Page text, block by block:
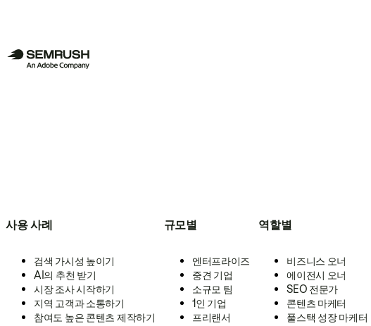
사용 사례
검색 가시성 높이기
AI의 추천 받기
시장 조사 시작하기
지역 고객과 소통하기
참여도 높은 콘텐츠 제작하기
규모별
엔터프라이즈
중견 기업
소규모 팀
1인 기업
프리랜서
역할별
비즈니스 오너
에이전시 오너
SEO 전문가
콘텐츠 마케터
풀스택 성장 마케터